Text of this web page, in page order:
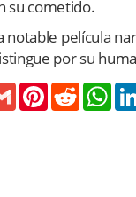
su cometido.
notable película
por su
Gmail PinterestReddit